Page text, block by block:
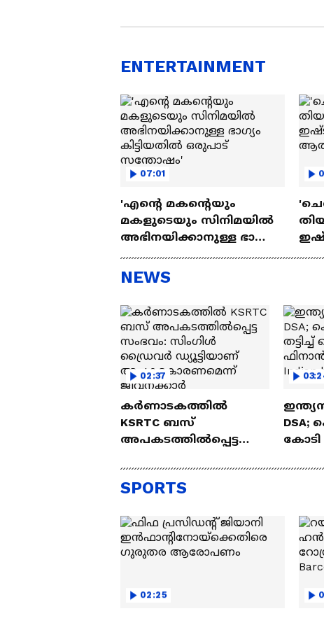
ENTERTAINMENT
07:01
'എന്റെ മകന്റെയും
മകളുടെയും സിനിമയിൽ
അഭിനയിക്കാനുള്ള ഭാഗ്യം
കിട്ടിയതിൽ ഒരുപാട്
സന്തോഷം'
NEWS
02:37
കർണാടകത്തിൽ
KSRTC ബസ്
അപകടത്തിൽപ്പെട്ട
ഡ്രൈവർ ഡ്യൂട്ടിയാണ്
അപകടകാരണമെന്ന്
DSA;
കോടി
SPORTS
02:25